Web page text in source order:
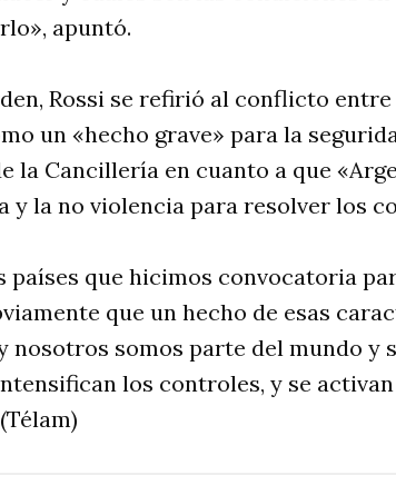
apuntó.
Rossi se refirió al conflicto entre
un «hecho grave» para la
la Cancillería en cuanto a que
y la no violencia para resolver los
países que hicimos convocatoria
que un hecho de esas
nosotros somos parte del mundo y
los controles, y se